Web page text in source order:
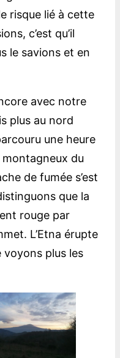
risque lié à cette
c’est qu’il
le savions et en
avec notre
plus au nord
une heure
du
de fumée s’est
que la
rouge par
L’Etna érupte
voyons plus les